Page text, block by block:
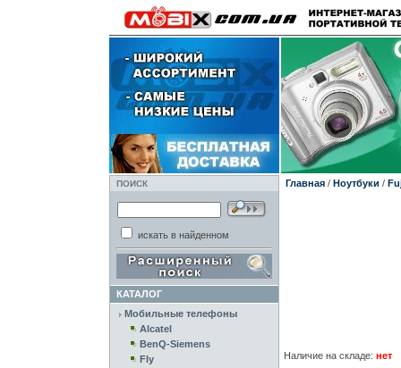
ПОИСК
искать в найденном
КАТАЛОГ
Мобильные телефоны
Alcatel
BenQ-Siemens
Fly
Главная/ Ноутбуки /
Наличие на складе: нет